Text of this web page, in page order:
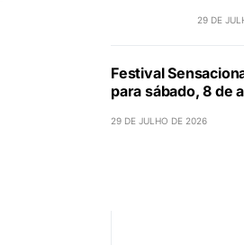
29 DE
Festival
para sábado, 8 de
29 DE JULHO DE 2026